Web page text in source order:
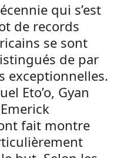
qui s’est
de records
se sont
de par
exceptionnelles.
Eto’o, Gyan
fait montre